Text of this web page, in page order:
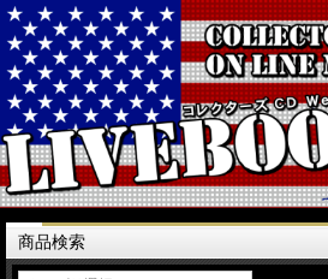
商品検索